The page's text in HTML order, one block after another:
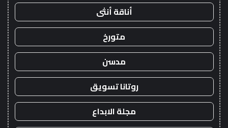
أناقة أنثى
متورخ
مدسن
روتانا تسويق
مجلة الابداع